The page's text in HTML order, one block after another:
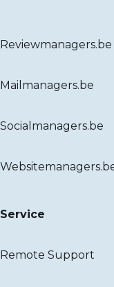
Reviewmanagers.be
Mailmanagers.be
Socialmanagers.be
Service
Remote Support